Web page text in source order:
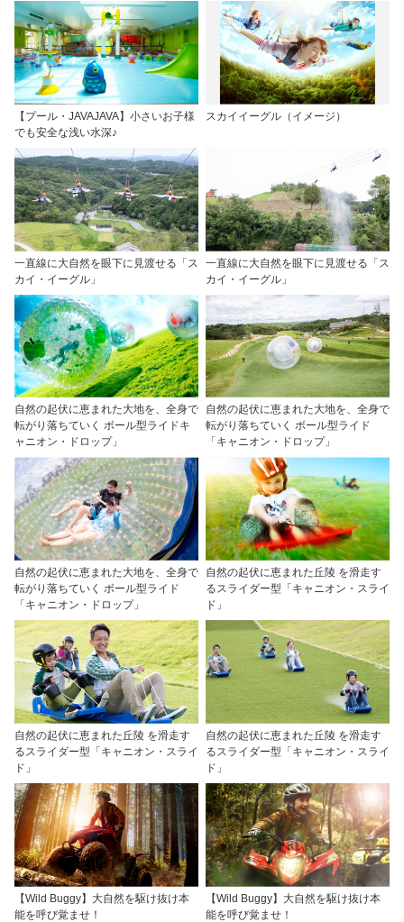
【プール・JAVAJAVA】小さいお子様
でも安全な浅い水深♪
スカイイーグル（イメージ）
一直線に大自然を眼下に見渡せる「ス
カイ・イーグル」
一直線に大自然を眼下に見渡せる「ス
カイ・イーグル」
自然の起伏に恵まれた大地を、全身で
転がり落ちていく ボール型ライドキ
ャニオン・ドロップ」
自然の起伏に恵まれた大地を、全身で
転がり落ちていく ボール型ライド
「キャニオン・ドロップ」
自然の起伏に恵まれた大地を、全身で
転がり落ちていく ボール型ライド
「キャニオン・ドロップ」
自然の起伏に恵まれた丘陵 を滑走す
るスライダー型「キャニオン・スライ
ド」
自然の起伏に恵まれた丘陵 を滑走す
るスライダー型「キャニオン・スライ
ド」
自然の起伏に恵まれた丘陵 を滑走す
るスライダー型「キャニオン・スライ
ド」
【Wild Buggy】大自然を駆け抜け本
能を呼び覚ませ！
【Wild Buggy】大自然を駆け抜け本
能を呼び覚ませ！